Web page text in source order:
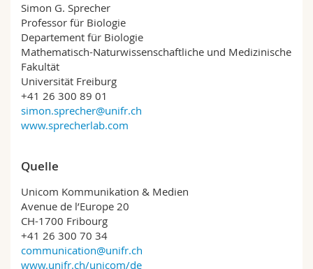
Simon G. Sprecher
Professor für Biologie
Departement für Biologie
Mathematisch-Naturwissenschaftliche und Medizinische
Fakultät
Universität Freiburg
+41 26 300 89 01
simon.sprecher@unifr.ch
www.sprecherlab.com
Quelle
Unicom Kommunikation & Medien
Avenue de l’Europe 20
CH-1700 Fribourg
+41 26 300 70 34
communication@unifr.ch
www.unifr.ch/unicom/de